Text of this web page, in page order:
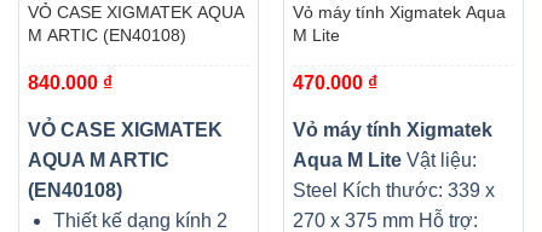
VỎ CASE XIGMATEK AQUA
M ARTIC (EN40108)
840.000 ₫
VỎ CASE XIGMATEK
AQUA M ARTIC
(EN40108)
Thiết kế dạng kính 2
Vỏ máy tính Xigmatek Aqua
M Lite
470.000 ₫
Vỏ máy tính Xigmatek
Aqua M Lite Vật liệu:
Steel Kích thước: 339 x
270 x 375 mm Hỗ trợ: